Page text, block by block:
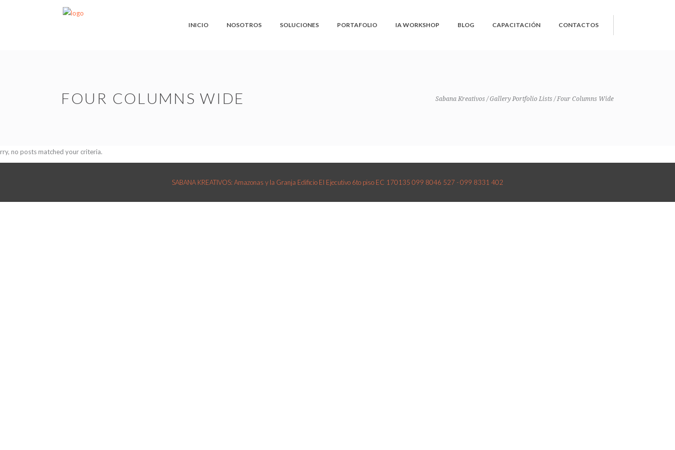
INICIO NOSOTROS SOLUCIONES PORTAFOLIO IA WORKSHOP BLOG CAPACITACIÓN CONTACTOS
FOUR COLUMNS WIDE Sabana Kreativos /Gallery Portfolio Lists /Four Columns Wide
no posts matched your criteria.
SABANA KREATIVOS: Amazonas y la Granja Edificio El Ejecutivo 6to piso EC 170135 099 8046 527 - 099 8331 402